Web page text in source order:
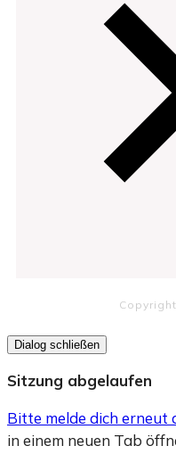
Copyright
Dialog schließen
Sitzung abgelaufen
Bitte melde dich erneut
in einem neuen Tab